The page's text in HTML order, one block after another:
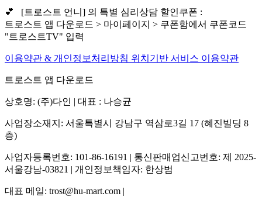
💕 [트로스트 언니] 의 특별 심리상담 할인쿠폰 :
트로스트 앱 다운로드 > 마이페이지 > 쿠폰함에서 쿠폰코드
"트로스트TV" 입력
이용약관 & 개인정보처리방침 위치기반 서비스 이용약관
트로스트 앱 다운로드
상호명: (주)다인 | 대표 : 나승균
사업장소재지: 서울특별시 강남구 역삼로3길 17 (혜진빌딩 8
층)
사업자등록번호: 101-86-16191 | 통신판매업신고번호: 제 2025-
서울강남-03821 | 개인정보책임자: 한상범
대표 메일: trost@hu-mart.com |